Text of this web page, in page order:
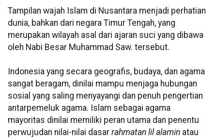
Tampilan wajah Islam di Nusantara menjadi perhatian
dunia, bahkan dari negara Timur Tengah, yang
merupakan wilayah asal dari ajaran suci yang dibawa
oleh Nabi Besar Muhammad Saw. tersebut.
Indonesia yang secara geografis, budaya, dan agama
sangat beragam, dinilai mampu menjaga hubungan
sosial yang saling menyayangi dan penuh pengertian
antarpemeluk agama. Islam sebagai agama
mayoritas dinilai memiliki peran utama dan penentu
perwujudan nilai-nilai dasar rahmatan lil alamin atau